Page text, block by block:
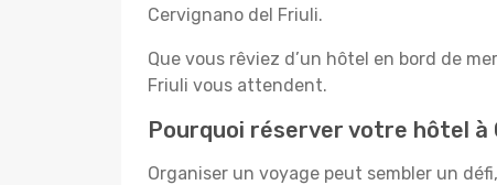
Cervignano del Friuli.
Que vous rêviez d’un hôtel en bord de
Friuli vous attendent.
Pourquoi réserver votre hôtel à
Organiser un voyage peut sembler un